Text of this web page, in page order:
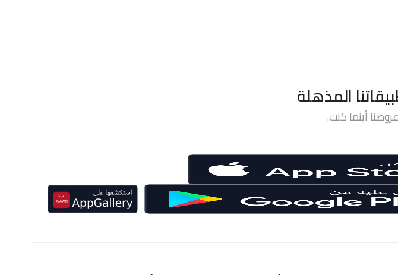
المذهلة
أينما كنت.